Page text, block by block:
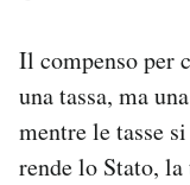
Il compenso per
una tassa, ma una
mentre le tasse
rende lo Stato,